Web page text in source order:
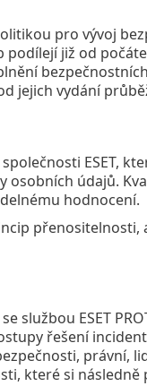
pro vývoj
podílejí již od
jejich vydání
ESET,
údajů.
hodnocení.
ESET
řešení
právní,
které si následně